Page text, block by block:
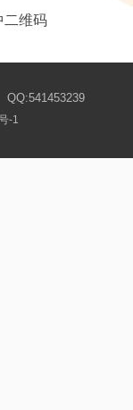
二维码
QQ:541453239
-1